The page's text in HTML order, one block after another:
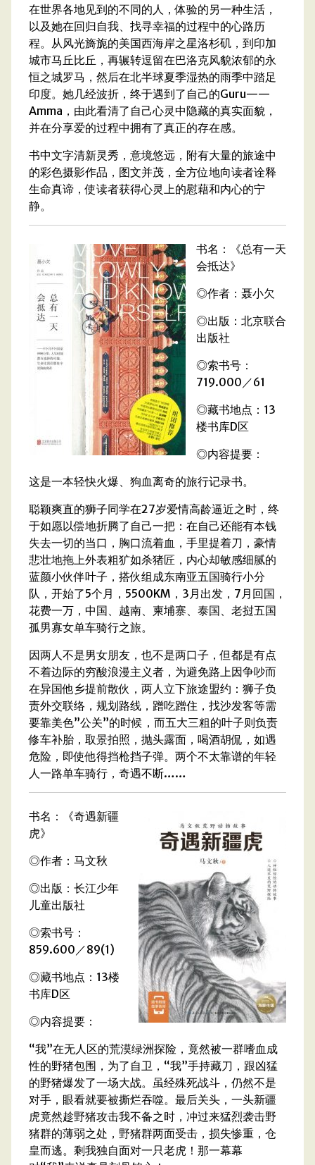
在世界各地见到的不同的人，体验的另一种生活，
以及她在回归自我、找寻幸福的过程中的心路历
程。从风光旖旎的美国西海岸之星洛杉矶，到印加
城市马丘比丘，再辗转逗留在巴洛克风貌浓郁的永
恒之城罗马，然后在北半球夏季湿热的雨季中踏足
印度。她几经波折，终于遇到了自己的Guru——
Amma，由此看清了自己心灵中隐藏的真实面貌，
并在分享爱的过程中拥有了真正的存在感。
书中文字清新灵秀，意境悠远，附有大量的旅途中
的彩色摄影作品，图文并茂，全方位地向读者诠释
生命真谛，使读者获得心灵上的慰藉和内心的宁
静。
书名：《总有一天
会抵达》
◎作者：聂小欠
◎出版：北京联合
出版社
◎索书号：
719.000／61
◎藏书地点：13
楼书库D区
◎内容提要：
这是一本轻快火爆、狗血离奇的旅行记录书。
聪颖爽直的狮子同学在27岁爱情高龄逼近之时，终
于如愿以偿地折腾了自己一把：在自己还能有本钱
失去一切的当口，胸口流着血，手里提着刀，豪情
悲壮地拖上外表粗犷如杀猪匠，内心却敏感细腻的
蓝颜小伙伴叶子，搭伙组成东南亚五国骑行小分
队，开始了5个月，5500KM，3月出发，7月回国，
花费一万，中国、越南、柬埔寨、泰国、老挝五国
孤男寡女单车骑行之旅。
因两人不是男女朋友，也不是两口子，但都是有点
不着边际的穷酸浪漫主义者，为避免路上因争吵而
在异国他乡提前散伙，两人立下旅途盟约：狮子负
责外交联络，规划路线，蹭吃蹭住，找沙发客等需
要靠美色”公关”的时候，而五大三粗的叶子则负责
修车补胎，取景拍照，抛头露面，喝酒胡侃，如遇
危险，即使他得挡枪挡子弹。两个不太靠谱的年轻
人一路单车骑行，奇遇不断……
书名：《奇遇新疆
虎》
◎作者：马文秋
◎出版：长江少年
儿童出版社
◎索书号：
859.600／89(1)
◎藏书地点：13楼
书库D区
◎内容提要：
“我”在无人区的荒漠绿洲探险，竟然被一群嗜血成
性的野猪包围，为了自卫，“我”手持藏刀，跟凶猛
的野猪爆发了一场大战。虽经殊死战斗，仍然不是
对手，眼看就要被撕烂吞噬。最后关头，一头新疆
虎竟然趁野猪攻击我不备之时，冲过来猛烈袭击野
猪群的薄弱之处，野猪群两面受击，损失惨重，仓
皇而逃。剩我独自面对一只老虎！那一幕幕